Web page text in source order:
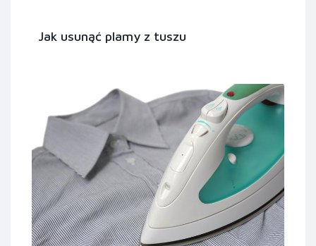
Jak usunąć plamy z tuszu